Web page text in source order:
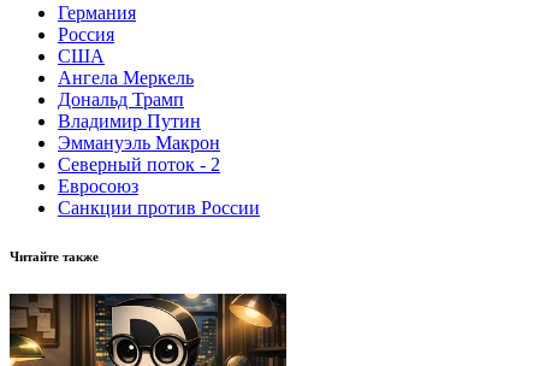
Германия
Россия
США
Ангела Меркель
Дональд Трамп
Владимир Путин
Эммануэль Макрон
Северный поток - 2
Евросоюз
Санкции против России
Читайте также